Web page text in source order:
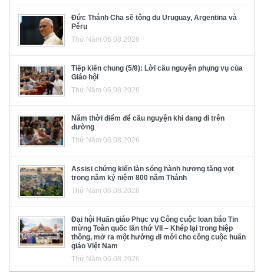
Đức Thánh Cha sẽ tông du Uruguay, Argentina và
Pêru
Thứ Năm 06.08.2026
Tiếp kiến chung (5/8): Lời cầu nguyện phụng vụ của
Giáo hội
Thứ Năm 06.08.2026
Năm thời điểm để cầu nguyện khi đang đi trên
đường
Thứ Năm 06.08.2026
Assisi chứng kiến làn sóng hành hương tăng vọt
trong năm kỷ niệm 800 năm Thánh
Thứ Năm 06.08.2026
Đại hội Huấn giáo Phục vụ Công cuộc loan báo Tin
mừng Toàn quốc lần thứ VII – Khép lại trong hiệp
thông, mở ra một hướng đi mới cho công cuộc huấn
giáo Việt Nam
Thứ Năm 06.08.2026